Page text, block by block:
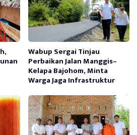
Wabup Sergai Tinjau
Perbaikan Jalan Manggis–
Kelapa Bajohom, Minta
Warga Jaga Infrastruktur